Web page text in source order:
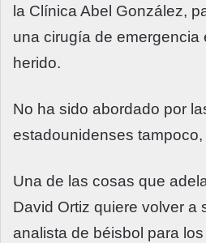
la Clínica Abel González,
una cirugía de emergencia
herido.
No ha sido abordado por
estadounidenses
Una de las cosas que
David Ortiz quiere volver a
analista de béisbol para